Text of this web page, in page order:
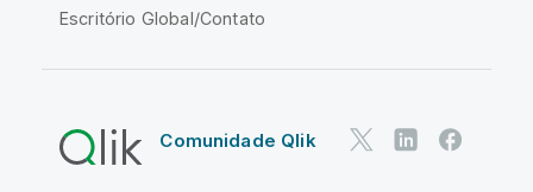
Escritório Global/Contato
Comunidade Qlik